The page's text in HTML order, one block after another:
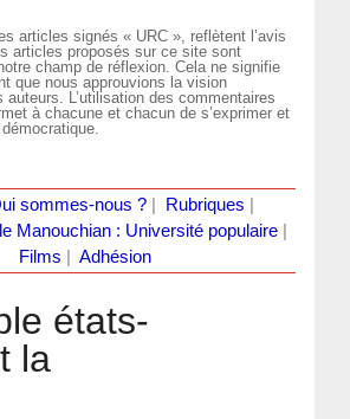
articles signés « URC », reflètent l’avis
articles proposés sur ce site sont
champ de réflexion. Cela ne signifie
que nous approuvions la vision
auteurs. L’utilisation des commentaires
à chacune et chacun de s’exprimer et
sommes-nous ?| Rubriques
Manouchian : Université populaire
Films
Adhésion
états-
la